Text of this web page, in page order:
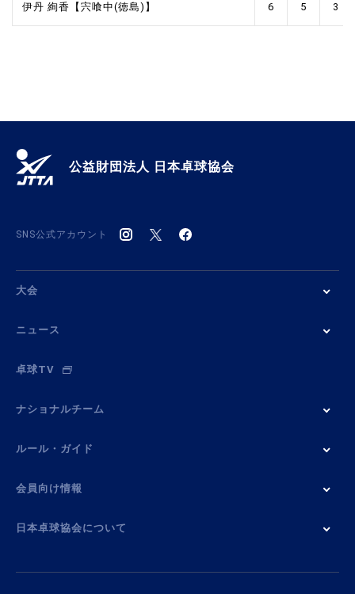
伊丹 絢香【宍喰中(徳島)】 6 5 3
公益財団法人 日本卓球協会
SNS公式アカウント
大会
ニュース
卓球TV
ナショナルチーム
ルール・ガイド
会員向け情報
日本卓球協会について